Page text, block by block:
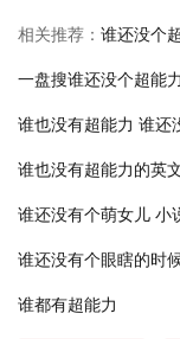
相关推荐： 谁还没个
一盘搜谁还没个超能力
谁也没有超能力 谁还
谁也没有超能力的英
谁还没有个萌女儿 小
谁还没有个眼瞎的时
谁都有超能力